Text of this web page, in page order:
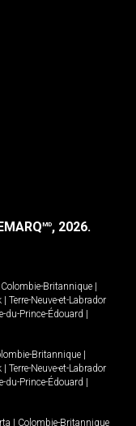
MD, 2026.
Colombie-Britannique
Terre-Neuve-et-Labrador
Île-du-Prince-Édouard
Britannique
Terre-Neuve-et-Labrador
Île-du-Prince-Édouard
Colombie-Britannique